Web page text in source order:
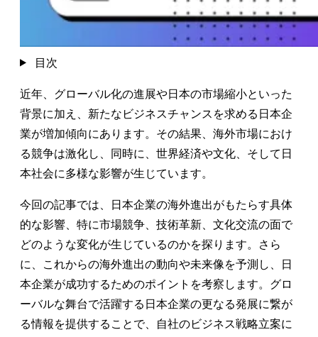
目次
近年、グローバル化の進展や日本の市場縮小といった
背景に加え、新たなビジネスチャンスを求める日本企
業が増加傾向にあります。その結果、海外市場におけ
る競争は激化し、同時に、世界経済や文化、そして日
本社会に多様な影響が生じています。
今回の記事では、日本企業の海外進出がもたらす具体
的な影響、特に市場競争、技術革新、文化交流の面で
どのような変化が生じているのかを探ります。さら
に、これからの海外進出の動向や未来像を予測し、日
本企業が成功するためのポイントを考察します。グロ
ーバルな舞台で活躍する日本企業の更なる発展に繋が
る情報を提供することで、自社のビジネス戦略立案に